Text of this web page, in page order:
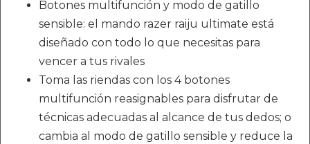
Botones multifunción y modo de gatillo
sensible: el mando razer raiju ultimate está
diseñado con todo lo que necesitas para
vencer a tus rivales
Toma las riendas con los 4 botones
multifunción reasignables para disfrutar de
técnicas adecuadas al alcance de tus dedos; o
cambia al modo de gatillo sensible y reduce la